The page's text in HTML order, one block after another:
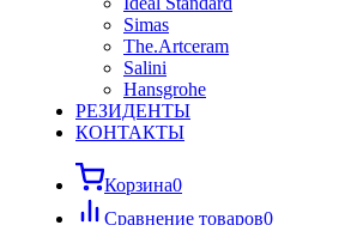
Simas
The.Artceram
Salini
Hansgrohe
РЕЗИДЕНТЫ
КОНТАКТЫ
Корзина0
Сравнение товаров0